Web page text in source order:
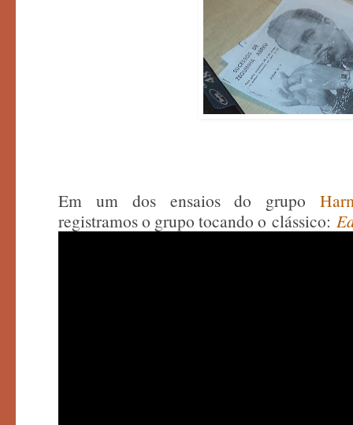
Em um dos ensaios do grupo
registramos o grupo tocando o clássico: